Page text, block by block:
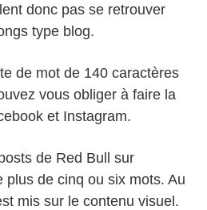
donc pas se retrouver
type blog.
de mot de 140 caractères
vous obliger à faire la
et Instagram.
de Red Bull sur
plus de cinq ou six mots. Au
mis sur le contenu visuel.